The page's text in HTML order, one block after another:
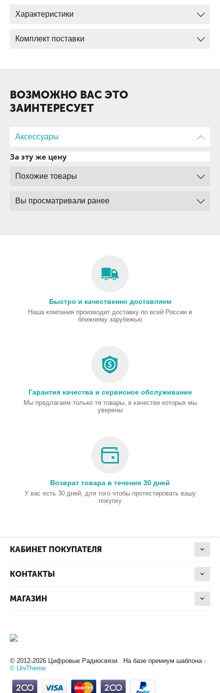
Выбор вызывного канала
Характеристики
Комплект поставки
ВОЗМОЖНО ВАС ЭТО
ЗАИНТЕРЕСУЕТ
Аксессуары
За эту же цену
Похожие товары
Вы просматривали ранее
Быстро и качественно доставляем
Наша компания производит доставку по всей России и
ближнему зарубежью
Гарантия качества и сервисное обслуживание
Мы предлагаем только те товары, в качестве которых мы
уверены
Возврат товара в течение 30 дней
У вас есть 30 дней, для того чтобы протестировать вашу
покупку
КАБИНЕТ ПОКУПАТЕЛЯ
КОНТАКТЫ
МАГАЗИН
© 2012-2026 Цифровые Радиосвязи. На базе премиум шаблона -
© UniTheme